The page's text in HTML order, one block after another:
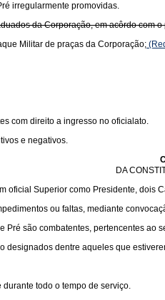
irregularmente promovidas.
da Corporação, em acôrdo com o
Militar de praças da Corporação;
com direito a ingresso no oficialato.
e negativos.
DA
oficial Superior como Presidente, dois
ou faltas, mediante
são combatentes, pertencentes ao
designados dentre aqueles que
todo o tempo de serviço.